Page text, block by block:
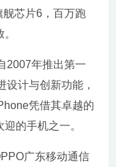
舰芯片6，百万跑
2007年推出第一
计与创新功能，
凭借其卓越的
的手机之一。
广东移动通信